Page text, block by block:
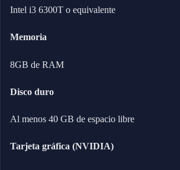
Intel i3 6300T o equivalente
Memoria
8GB de RAM
Disco duro
Al menos 40 GB de espacio libre
Tarjeta gráfica (NVIDIA)